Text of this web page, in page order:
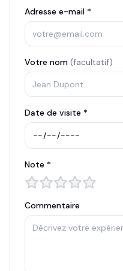
Adresse e-mail *
Votre nom (facultatif)
Date de visite *
Note *
Commentaire